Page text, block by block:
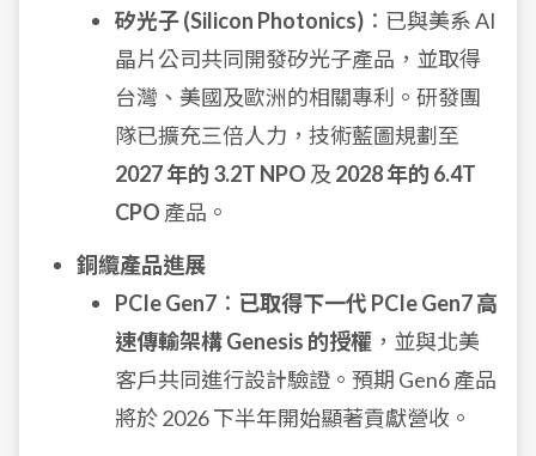
矽光子 (Silicon Photonics) ：已與美系 AI
晶片公司共同開發矽光子產品，並取得
台灣、美國及歐洲的相關專利。研發團
隊已擴充三倍人力，技術藍圖規劃至
2027 年的 3.2T NPO 及 2028 年的 6.4T
CPO 產品。
銅纜產品進展
PCIe Gen7 ： 已取得下一代 PCIe Gen7 高
速傳輸架構 Genesis 的授權 ，並與北美
客戶共同進行設計驗證。預期 Gen6 產品
將於 2026 下半年開始顯著貢獻營收。